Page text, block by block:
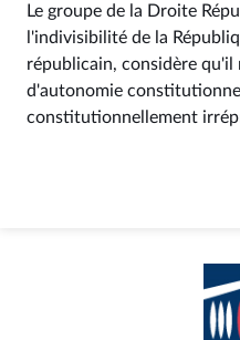
Le groupe de la Droite
l'indivisibilité de la
républicain, considère qu'il
d'autonomie
constitutionnellement